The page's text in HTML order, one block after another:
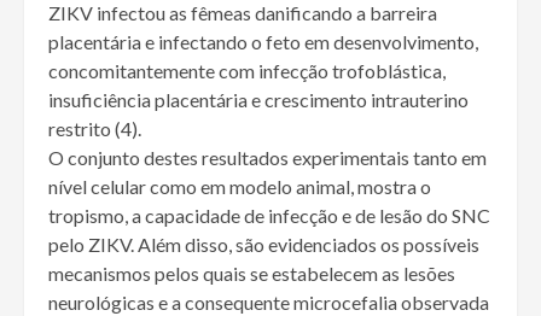
ZIKV infectou as fêmeas danificando a barreira
placentária e infectando o feto em desenvolvimento,
concomitantemente com infecção trofoblástica,
insuficiência placentária e crescimento intrauterino
restrito (4).
O conjunto destes resultados experimentais tanto em
nível celular como em modelo animal, mostra o
tropismo, a capacidade de infecção e de lesão do SNC
pelo ZIKV. Além disso, são evidenciados os possíveis
mecanismos pelos quais se estabelecem as lesões
neurológicas e a consequente microcefalia observada